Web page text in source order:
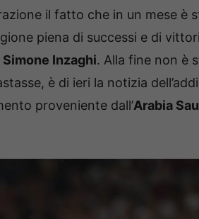
il fatto che in un mese è
piena di successi e di
Simone Inzaghi. Alla fine non è
è di ieri la notizia
proveniente dall’Arabia